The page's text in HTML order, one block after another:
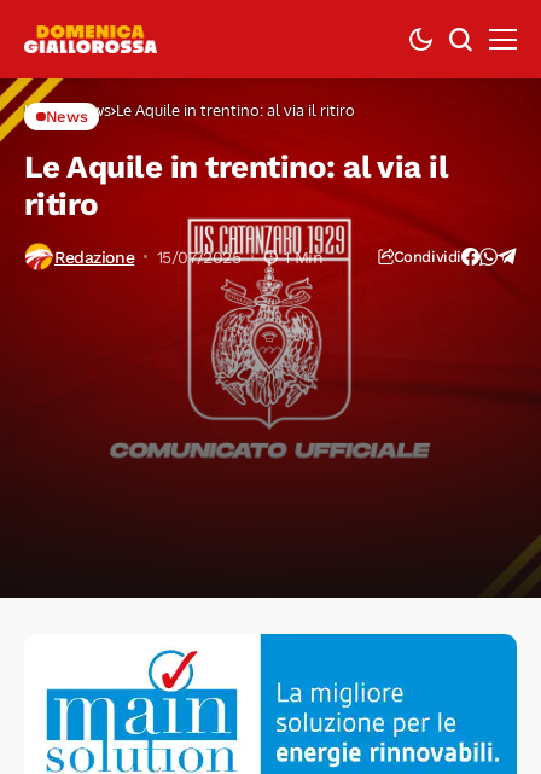
Home News Le Aquile in trentino: al via il ritiro
News
Le Aquile in trentino: al via il
ritiro
Redazione 15/07/2025 1 Min Condividi